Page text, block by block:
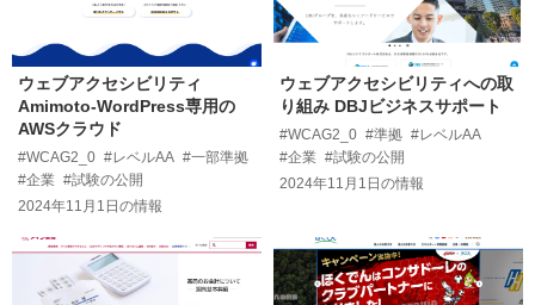
ウェブアクセシビリティ
Amimoto-WordPress専用の
AWSクラウド
#WCAG2_0 #レベルAA #一部準拠
#企業 #試験の公開
2024年11月1日 の情報
ウェブアクセシビリティへの取
り組み DBJビジネスサポート
#WCAG2_0 #準拠 #レベルAA
#企業 #試験の公開
2024年11月1日 の情報